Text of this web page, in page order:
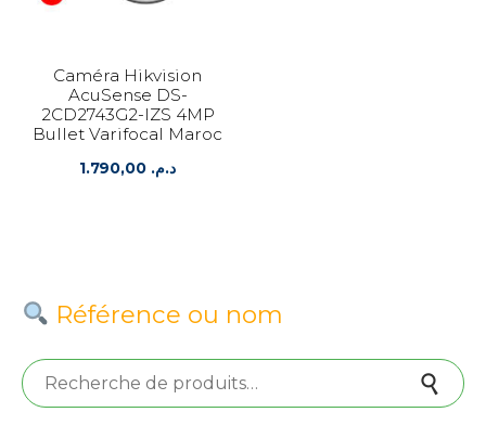
Caméra Hikvision
AcuSense DS-
2CD2743G2-IZS 4MP
Bullet Varifocal Maroc
د.م.
Référence ou nom
Recherche pour :